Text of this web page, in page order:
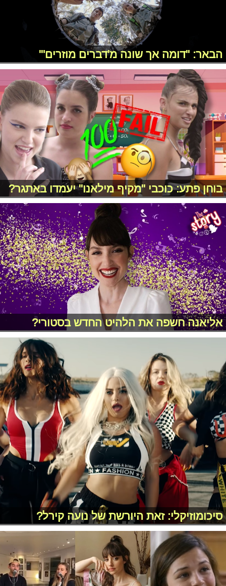
הבאר: "דומה אך שונה מ'דברים מוזרים'"
בוחן פתע: כוכבי "מקיף מילאנו" יעמדו באתגר?
אליאנה חשפה את הלהיט החדש בסטורי?
סיכומוזיקלי: זאת היורשת של נועה קירל?